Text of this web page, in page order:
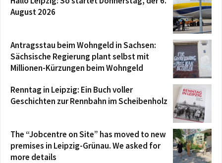
August 2026
Antragsstau beim Wohngeld in Sachsen:
Sächsische Regierung plant selbst mit
Millionen-Kürzungen beim Wohngeld
Renntag in Leipzig: Ein Buch voller
Geschichten zur Rennbahn im Scheibenholz
The “Jobcentre on Site” has moved to new
premises in Leipzig-Grünau. We asked for
more details